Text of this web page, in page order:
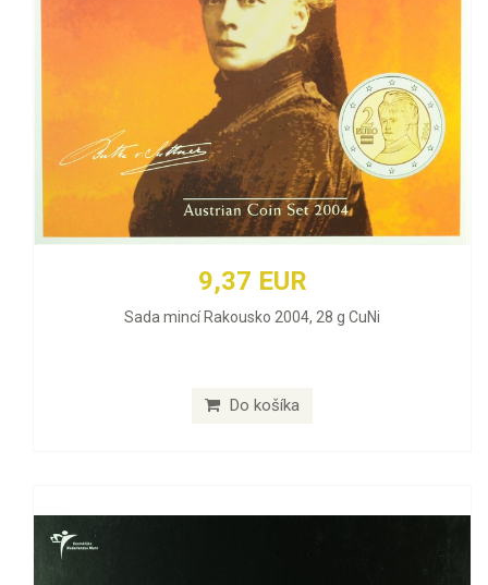
9,37 EUR
Sada mincí Rakousko 2004, 28 g CuNi
Do košíka